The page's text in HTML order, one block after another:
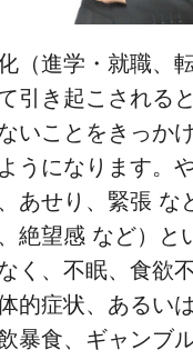
（進学・就職、
引き起こされる
いことをきっか
うになります。
あせり、緊張 な
絶望感 など）と
く、不眠、食欲
的症状、あるい
暴食、ギャンブ